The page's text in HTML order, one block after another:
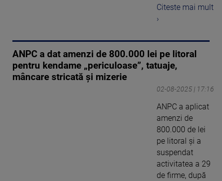
Citeste mai mult
›
ANPC a dat amenzi de 800.000 lei pe litoral
pentru kendame „periculoase”, tatuaje,
mâncare stricată și mizerie
02-08-2025 | 17:16
ANPC a aplicat
amenzi de
800.000 de lei
pe litoral și a
suspendat
activitatea a 29
de firme, după